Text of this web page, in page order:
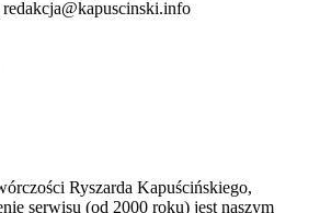
redakcja@kapuscinski.info
Ryszarda Kapuścińskiego,
serwisu (od 2000 roku) jest naszym